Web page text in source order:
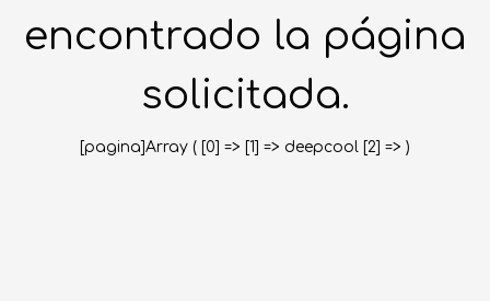
encontrado la página
solicitada.
[pagina]Array ( [0] => [1] => deepcool [2] => )